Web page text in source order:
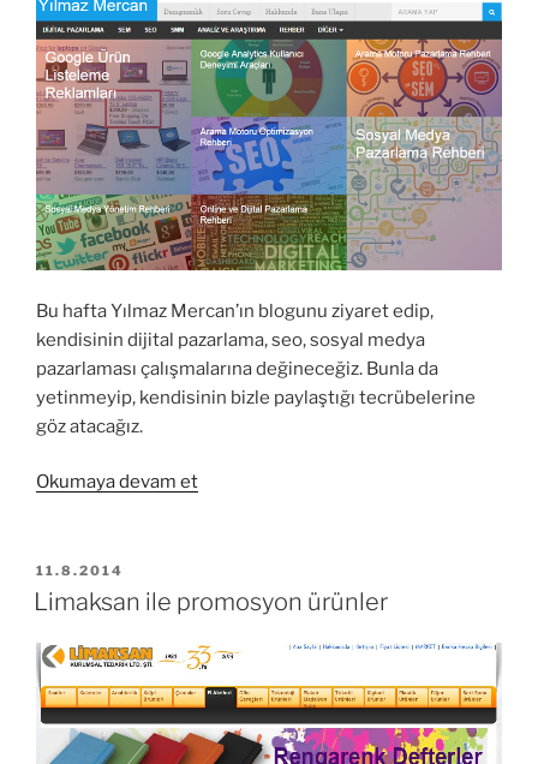
Bu hafta Yılmaz Mercan’ın blogunu ziyaret edip,
kendisinin dijital pazarlama, seo, sosyal medya
pazarlaması çalışmalarına değineceğiz. Bunla da
yetinmeyip, kendisinin bizle paylaştığı tecrübelerine
göz atacağız.
Okumaya devam et“Yılmaz
Pazarlama
SEO
Üzerine”
YAYIM
TARIHI
11.8.2014
Limaksan ile promosyon ürünler